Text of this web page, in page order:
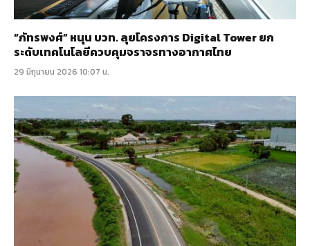
“ภัทรพงศ์” หนุน บวท. ลุยโครงการ Digital Tower ยก
ระดับเทคโนโลยีควบคุมจราจรทางอากาศไทย
29 มิถุนายน 2026 10:07 น.